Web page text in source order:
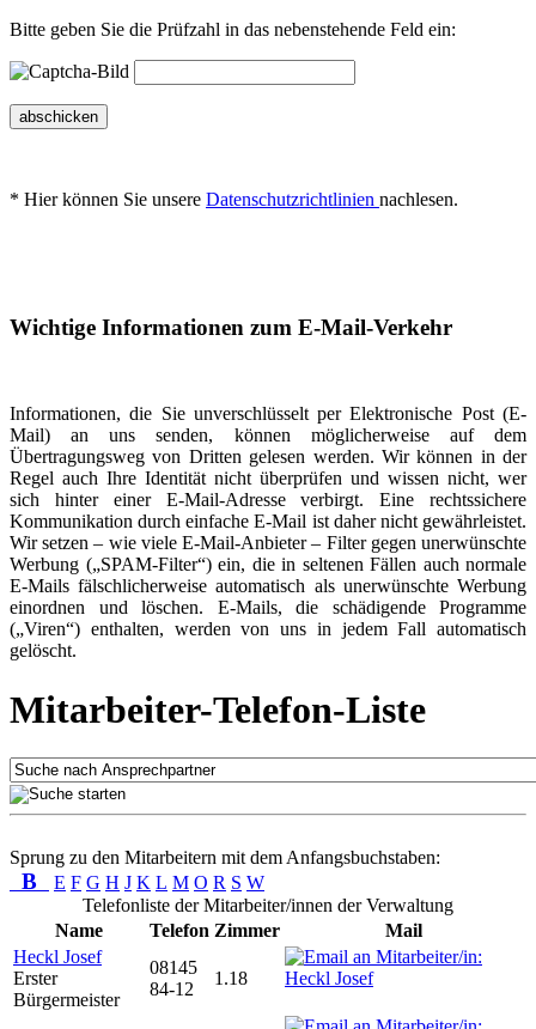
Bitte geben Sie die Prüfzahl in das nebenstehende Feld ein:
abschicken
* Hier können Sie unsere Datenschutzrichtlinien nachlesen.
Wichtige Informationen zum E-Mail-Verkehr
Informationen, die Sie unverschlüsselt per Elektronische Post (E-
Mail) an uns senden, können möglicherweise auf dem
Übertragungsweg von Dritten gelesen werden. Wir können in der
Regel auch Ihre Identität nicht überprüfen und wissen nicht, wer
sich hinter einer E-Mail-Adresse verbirgt. Eine rechtssichere
Kommunikation durch einfache E-Mail ist daher nicht gewährleistet.
Wir setzen – wie viele E-Mail-Anbieter – Filter gegen unerwünschte
Werbung („SPAM-Filter“) ein, die in seltenen Fällen auch normale
E-Mails fälschlicherweise automatisch als unerwünschte Werbung
einordnen und löschen. E-Mails, die schädigende Programme
(„Viren“) enthalten, werden von uns in jedem Fall automatisch
gelöscht.
Mitarbeiter-Telefon-Liste
Sprung zu den Mitarbeitern mit dem Anfangsbuchstaben:
B E F G H J K L M O R S W
Telefonliste der Mitarbeiter/innen der Verwaltung
Name
Telefon Zimmer
Mail
Heckl Josef
Erster
Bürgermeister
08145
84-12
1.18